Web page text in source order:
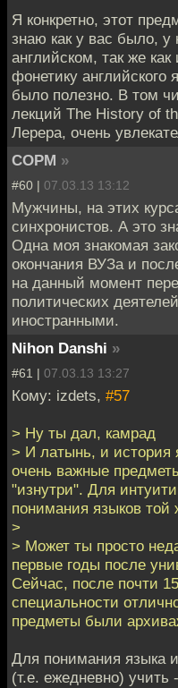
Я конкретно, этот
знаю как у вас было, у
английском, так же
фонетику английского
было полезно. В том
лекций The History of
Лерера, очень
СОРМ »
#60 | 07.03.13 13:12
Мужчины, на этих
синхронистов. А это
Одна моя знакомая
окончания ВУЗа и
на данный момент
политических
иностранными.
Nihon Danshi »
#61 | 07.03.13 13:27
Кому: izdets, #57
> Ну ты дал, камрад
> И латынь, и история
очень важные
"изнутри". Для
понимания языков
>
> Может ты просто
первые годы после
Сейчас, после почти
специальности
предметы были
Для понимания языка
(т.е. ежедневно) учить